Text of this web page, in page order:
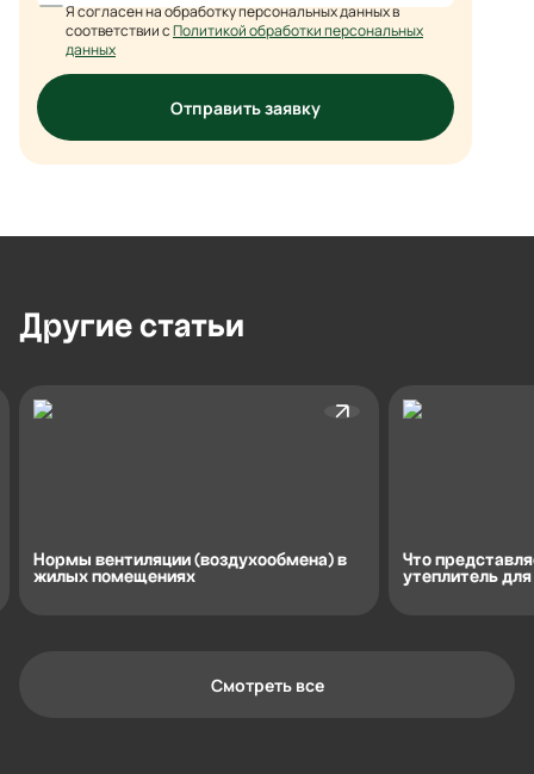
Я согласен на обработку персональных данных в
соответствии сПолитикой обработки персональных
данных
Отправить заявку
Другие статьи
Нормы вентиляции (воздухообмена) в
жилых помещениях
Что
утеплитель
Смотреть все